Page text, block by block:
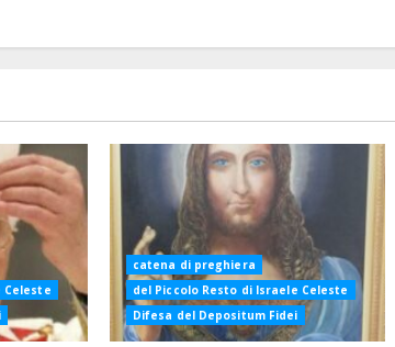
Celeste
catena di preghiera
del Piccolo Resto di Israele Celeste
Difesa del Depositum Fidei